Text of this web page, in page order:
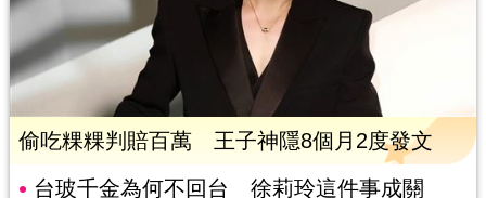
偷吃粿粿判賠百萬 王子神隱8個月2度發文
台玻千金為何不回台 徐莉玲這件事成關